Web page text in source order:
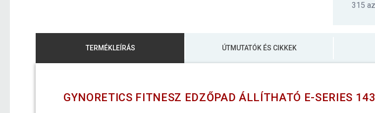
315
TERMÉKLEÍRÁS ÚTMUTATÓK ÉS CIKKEK
GYNORETICS FITNESZ EDZŐPAD ÁLLÍTHATÓ E-SERIES